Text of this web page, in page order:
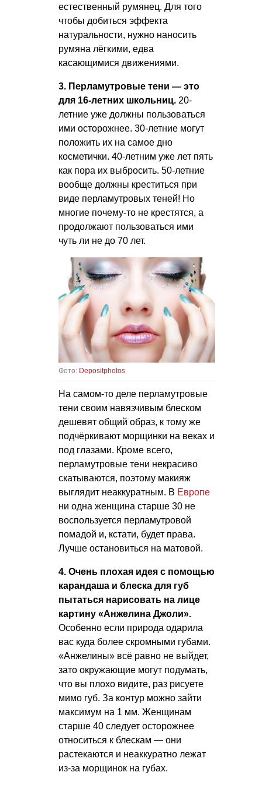
естественный румянец. Для того
чтобы добиться эффекта
натуральности, нужно наносить
румяна лёгкими, едва
касающимися движениями.
3. Перламутровые тени — это
для 16-летних школьниц. 20-
летние уже должны пользоваться
ими осторожнее. 30-летние могут
положить их на самое дно
косметички. 40-летним уже лет пять
как пора их выбросить. 50-летние
вообще должны креститься при
виде перламутровых теней! Но
многие почему-то не крестятся, а
продолжают пользоваться ими
чуть ли не до 70 лет.
Фото: Depositphotos
На самом-то деле перламутровые
тени своим навязчивым блеском
дешевят общий образ, к тому же
подчёркивают морщинки на веках и
под глазами. Кроме всего,
перламутровые тени некрасиво
скатываются, поэтому макияж
выглядит неаккуратным. В Европе
ни одна женщина старше 30 не
воспользуется перламутровой
помадой и, кстати, будет права.
Лучше остановиться на матовой.
4. Очень плохая идея с помощью
карандаша и блеска для губ
пытаться нарисовать на лице
картину «Анжелина Джоли».
Особенно если природа одарила
вас куда более скромными губами.
«Анжелины» всё равно не выйдет,
зато окружающие могут подумать,
что вы плохо видите, раз рисуете
мимо губ. За контур можно зайти
максимум на 1 мм. Женщинам
старше 40 следует осторожнее
относиться к блескам — они
растекаются и неаккуратно лежат
из-за морщинок на губах.